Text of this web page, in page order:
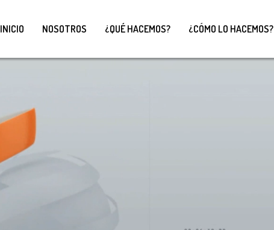
INICIO NOSOTROS ¿QUÉ HACEMOS? ¿CÓMO LO HACEMOS?